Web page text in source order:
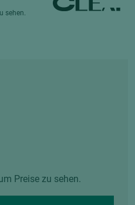
sehen.
Preise zu sehen.